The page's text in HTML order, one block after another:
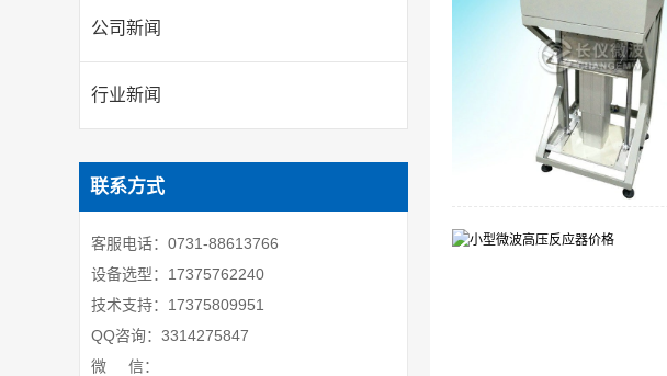
公司新闻
行业新闻
联系方式
客服电话：0731-88613766
设备选型：17375762240
技术支持：17375809951
QQ咨询：3314275847
微 信：